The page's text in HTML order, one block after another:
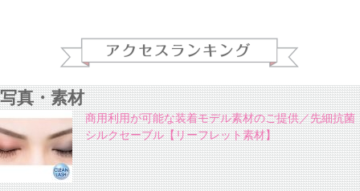
写真・素材
商用利用が可能な装着モデル素材のご提供／先細抗菌
シルクセーブル【リーフレット素材】